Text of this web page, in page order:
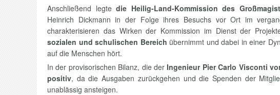
Anschließend legtedie Heilig-Land-Kommission des
Heinrich Dickmann in der Folge ihres Besuchs vor Ort im
charakterisieren das Wirken der Kommission im Dienst der
sozialen und schulischen Bereich übernimmt und dabei in einer
auf die Menschen hört.
In der provisorischen Bilanz, die der Ingenieur Pier Carlo Visconti
positiv, da die Ausgaben zurückgehen und die Spenden der
unablässig ansteigen.